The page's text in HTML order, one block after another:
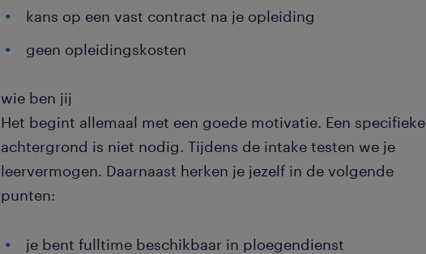
kans op een vast contract na je opleiding
geen opleidingskosten
wie ben jij
Het begint allemaal met een goede motivatie. Een specifieke
achtergrond is niet nodig. Tijdens de intake testen we je
leervermogen. Daarnaast herken je jezelf in de volgende
punten:
je bent fulltime beschikbaar in ploegendienst